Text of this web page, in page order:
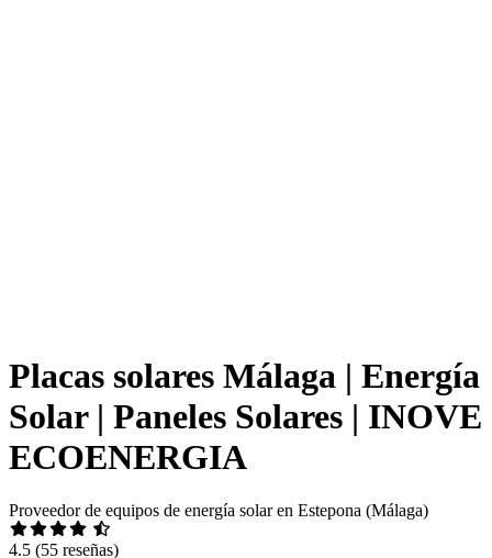
Placas solares Málaga | Energía
Solar | Paneles Solares | INOVE
ECOENERGIA
Proveedor de equipos de energía solar en Estepona (Málaga)
4.5 (55 reseñas)